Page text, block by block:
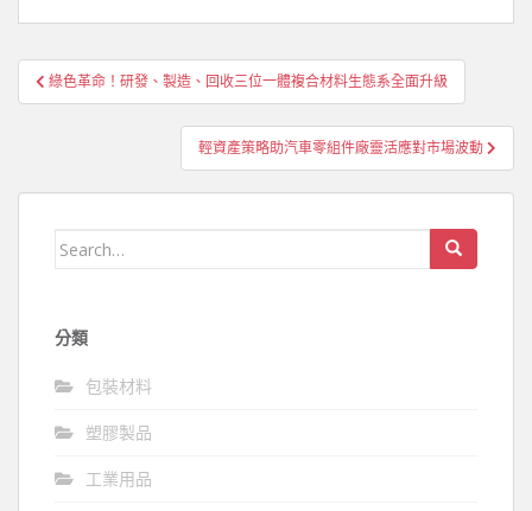
文
章
綠色革命！研發、製造、回收三位一體複合材料生態系全面升級
輕資產策略助汽車零組件廠靈活應對市場波動
Search
分類
包裝材料
塑膠製品
工業用品